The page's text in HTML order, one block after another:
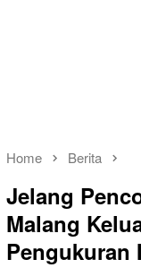
Home Berita
Jelang
Malang
Pengukuran